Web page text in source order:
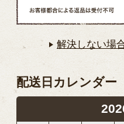
解決しない場
配送日カレンダー